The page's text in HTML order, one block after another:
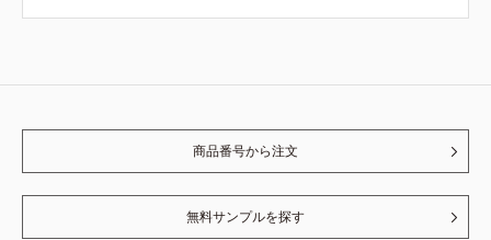
商品番号から注文
無料サンプルを探す